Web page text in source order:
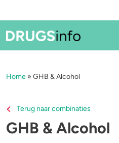
Menu
XTC / MDMA
Aantoonbaarheid
Home » GHB & Alcohol
Terug naar combinaties
GHB & Alcohol